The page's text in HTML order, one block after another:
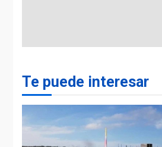
Te puede interesar